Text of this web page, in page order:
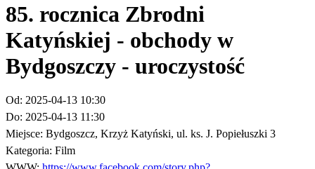
85. rocznica Zbrodni
Katyńskiej - obchody w
Bydgoszczy - uroczystość
Od: 2025-04-13 10:30
Do: 2025-04-13 11:30
Miejsce: Bydgoszcz, Krzyż Katyński, ul. ks. J. Popiełuszki 3
Kategoria: Film